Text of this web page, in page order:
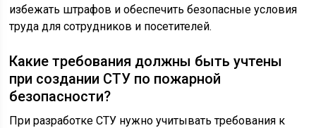
избежать штрафов и обеспечить безопасные условия
труда для сотрудников и посетителей.
Какие требования должны быть учтены
при создании СТУ по пожарной
безопасности?
При разработке СТУ нужно учитывать требования к